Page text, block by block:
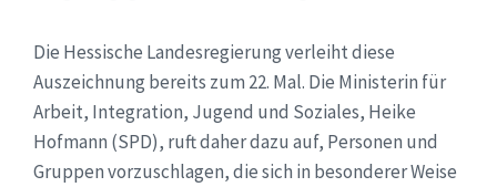
Die Hessische Landesregierung verleiht diese
Auszeichnung bereits zum 22. Mal. Die Ministerin für
Arbeit, Integration, Jugend und Soziales, Heike
Hofmann (SPD), ruft daher dazu auf, Personen und
Gruppen vorzuschlagen, die sich in besonderer Weise